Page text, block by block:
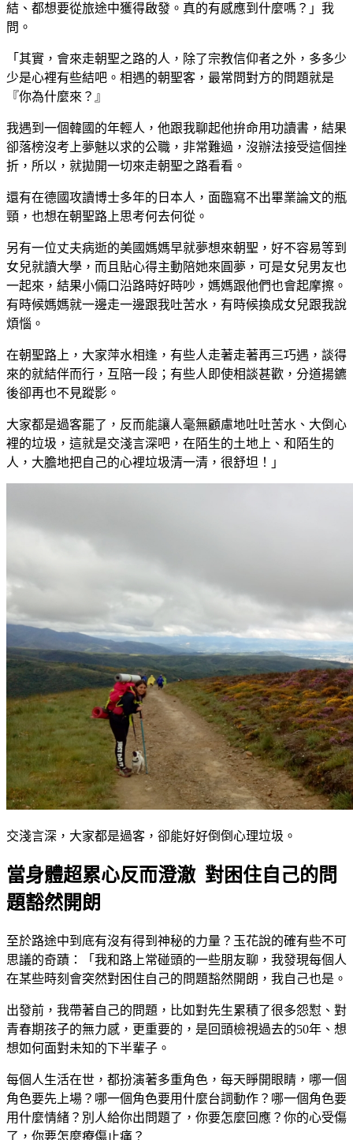
結、都想要從旅途中獲得啟發。真的有感應到什麼嗎？」我
問。
「其實，會來走朝聖之路的人，除了宗教信仰者之外，多多少
少是心裡有些結吧。相遇的朝聖客，最常問對方的問題就是
『你為什麼來？』
我遇到一個韓國的年輕人，他跟我聊起他拚命用功讀書，結果
卻落榜沒考上夢魅以求的公職，非常難過，沒辦法接受這個挫
折，所以，就拋開一切來走朝聖之路看看。
還有在德國攻讀博士多年的日本人，面臨寫不出畢業論文的瓶
頸，也想在朝聖路上思考何去何從。
另有一位丈夫病逝的美國媽媽早就夢想來朝聖，好不容易等到
女兒就讀大學，而且貼心得主動陪她來圓夢，可是女兒男友也
一起來，結果小倆口沿路時好時吵，媽媽跟他們也會起摩擦。
有時候媽媽就一邊走一邊跟我吐苦水，有時候換成女兒跟我說
煩惱。
在朝聖路上，大家萍水相逢，有些人走著走著再三巧遇，談得
來的就結伴而行，互陪一段；有些人即使相談甚歡，分道揚鑣
後卻再也不見蹤影。
大家都是過客罷了，反而能讓人毫無顧慮地吐吐苦水、大倒心
裡的垃圾，這就是交淺言深吧，在陌生的土地上、和陌生的
人，大膽地把自己的心裡垃圾清一清，很舒坦！」
交淺言深，大家都是過客，卻能好好倒倒心理垃圾。
當身體超累心反而澄澈 對困住自己的問
題豁然開朗
至於路途中到底有沒有得到神秘的力量？玉花說的確有些不可
思議的奇蹟：「我和路上常碰頭的一些朋友聊，我發現每個人
在某些時刻會突然對困住自己的問題豁然開朗，我自己也是。
出發前，我帶著自己的問題，比如對先生累積了很多怨懟、對
青春期孩子的無力感，更重要的，是回頭檢視過去的50年、想
想如何面對未知的下半輩子。
每個人生活在世，都扮演著多重角色，每天睜開眼睛，哪一個
角色要先上場？哪一個角色要用什麼台詞動作？哪一個角色要
用什麼情緒？別人給你出問題了，你要怎麼回應？你的心受傷
了，你要怎麼療傷止痛？